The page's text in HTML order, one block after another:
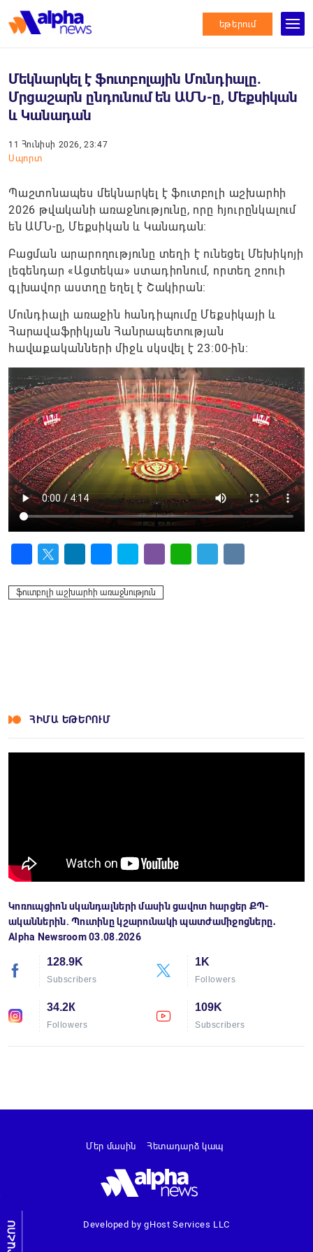
եթերում
Մեկնարկել է ֆուտբոլային Մունդիալը.
Մրցաշարն ընդունում են ԱՄՆ-ը, Մեքսիկան
և Կանադան
11 Հունիսի 2026, 23:47
Սպորտ
Պաշտոնապես մեկնարկել է ֆուտբոլի աշխարհի
2026 թվականի առաջնությունը, որը հյուրընկալում
են ԱՄՆ-ը, Մեքսիկան և Կանադան:
Բացման արարողությունը տեղի է ունեցել Մեխիկոյի
լեգենդար «Ացտեկա» ստադիոնում, որտեղ շոուի
գլխավոր աստղը եղել է Շակիրան։
Մունդիալի առաջին հանդիպումը Մեքսիկայի և
Հարավաֆրիկյան Հանրապետության
հավաքականների միջև սկսվել է 23:00-ին։
ֆուտբոլի աշխարհի առաջնություն
ՀԻՄԱ ԵԹԵՐՈՒՄ
Կոռուպցիոն սկանդալների մասին ցավոտ հարցեր ՔՊ-
ականներին. Պուտինը կշարունակի պատժամիջոցները․
Alpha Newsroom 03.08.2026
128.9K
Subscribers
1K
Followers
34.2К
Followers
109K
Subscribers
ԼՐԱՀՈՍ Developed by gHost Services LLC
Մեր մասին Հետադարձ կապ